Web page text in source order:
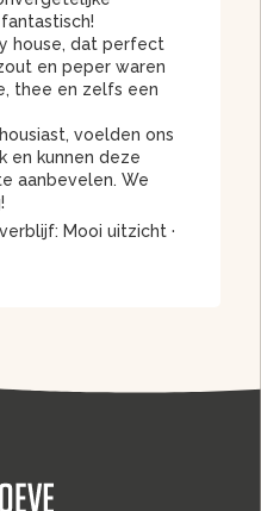
house, dat perfect
en peper waren
thee en zelfs een
voelden ons
en kunnen deze
aanbevelen. We
Mooi uitzicht ·